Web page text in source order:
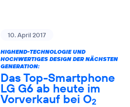
10. April 2017
HIGHEND-TECHNOLOGIE UND
HOCHWERTIGES DESIGN DER NÄCHSTEN
GENERATION:
Das Top-Smartphone
LG G6 ab heute im
Vorverkauf bei O2